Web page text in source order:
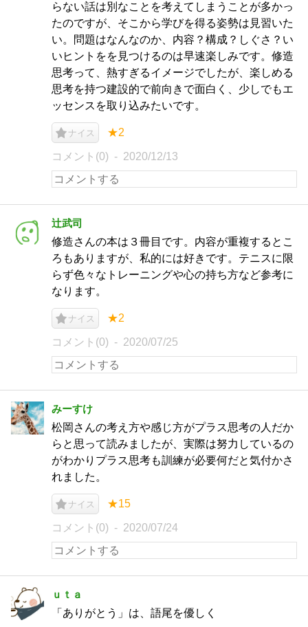
らない話は別なことを考えてしまうことが多かっ
たのですが、そこから学びを得る姿勢は見習いた
い。問題はなんなのか、内容？構成？しぐさ？い
いヒントをを見つけるのは早速楽しみです。修造
思考って、熱すぎるイメージでしたが、楽しめる
思考を持つ建設的で前向きで面白く、少しでもエ
ッセンスを取り込みたいです。
ナイス ★2
コメント(0) 2020/12/13
辻武司
修造さんの本は３冊目です。内容が重複するとこ
ろもありますが、私的には好きです。テニスに限
らず色々なトレーニングや心の持ち方など参考に
なります。
ナイス ★2
コメント(0) 2020/07/25
みーすけ
松岡さんの考え方や感じ方がプラス思考の人だか
らと思って読みましたが、実際は努力しているの
がわかりプラス思考も訓練が必要何だと気付かさ
れました。
ナイス ★15
コメント(0) 2020/07/24
ｕｔａ
「ありがとう」は、語尾を優しく